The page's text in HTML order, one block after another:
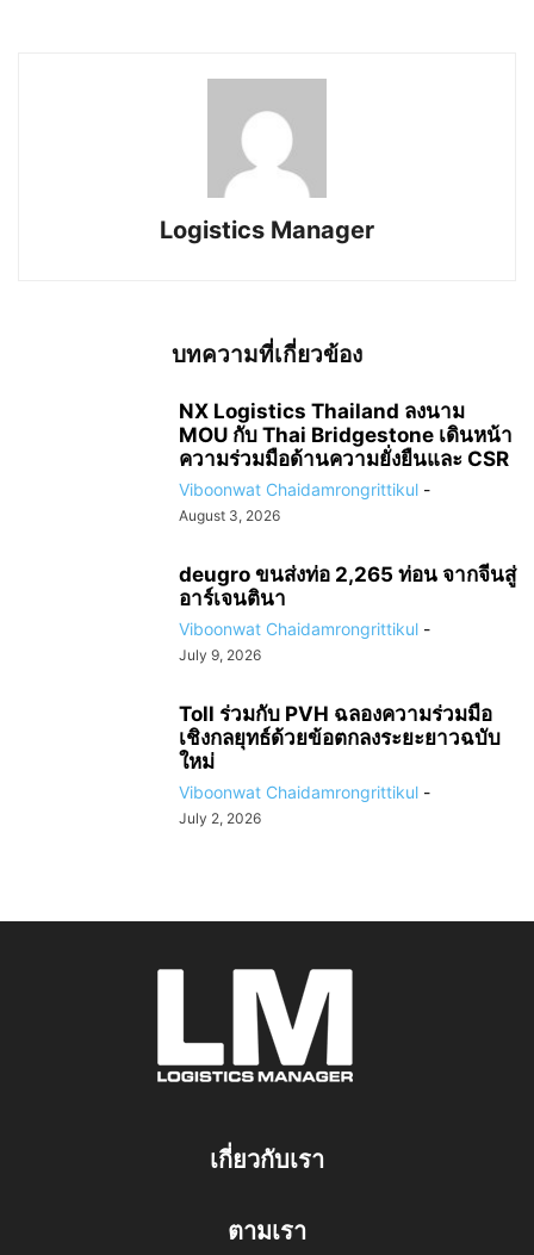
Logistics Manager
บทความที่เกี่ยวข้อง
NX Logistics Thailand ลงนาม
MOU กับ Thai Bridgestone เดินหน้า
ความร่วมมือด้านความยั่งยืนและ CSR
Viboonwat Chaidamrongrittikul -
August 3, 2026
deugro ขนส่งท่อ 2,265 ท่อน จากจีนสู่
อาร์เจนตินา
Viboonwat Chaidamrongrittikul -
July 9, 2026
Toll ร่วมกับ PVH ฉลองความร่วมมือ
เชิงกลยุทธ์ด้วยข้อตกลงระยะยาวฉบับ
ใหม่
Viboonwat Chaidamrongrittikul -
July 2, 2026
เกี่ยวกับเรา
ตามเรา